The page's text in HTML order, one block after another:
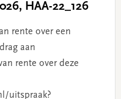
HAA-22_126
rente over een
aan
rente over deze
uitspraak?